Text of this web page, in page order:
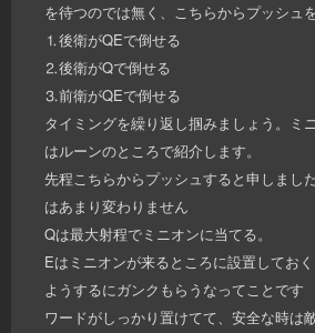
を待つのでは無く、こちらからプッシュ
⒈後衛がQEで倒せる
⒉後衛がQで倒せる
⒊前衛がQEで倒せる
タイミングを繰り返し掴みましょう。ミ
はルーンのところで紹介します。
先程こちらからプッシュすると申しまし
はあまり変わりません
Qは最大射程でミニオンに当てる。
Eはミニオンが来るところに設置しておく
ようするにガンクもらうなってことです
ワードがしっかり置けてて、安全な時は